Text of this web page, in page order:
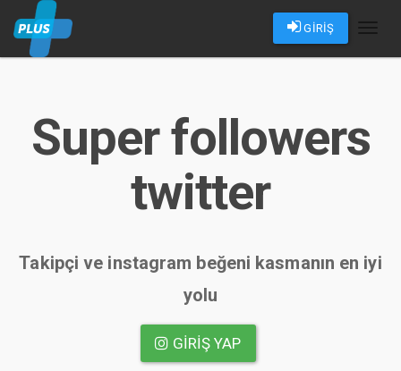
GİRİŞ
Super followers
twitter
Takipçi ve instagram beğeni kasmanın en iyi
yolu
GIRIŞ YAP